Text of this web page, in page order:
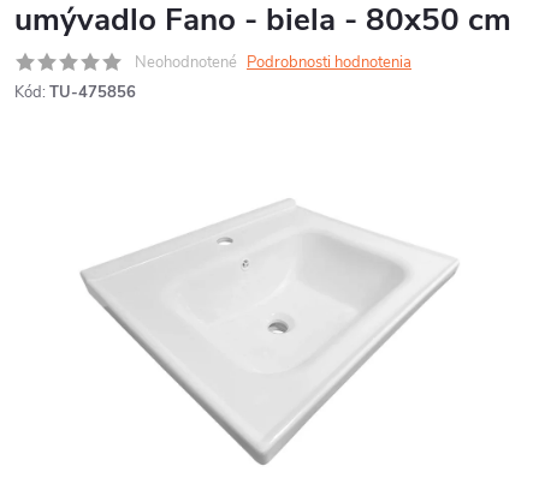
umývadlo Fano - biela - 80x50 cm
Neohodnotené Podrobnosti hodnotenia
Kód: TU-475856